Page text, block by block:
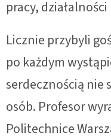
pracy,
Licznie przybyli
po każdym
serdecznością nie
osób. Profesor
Politechnice